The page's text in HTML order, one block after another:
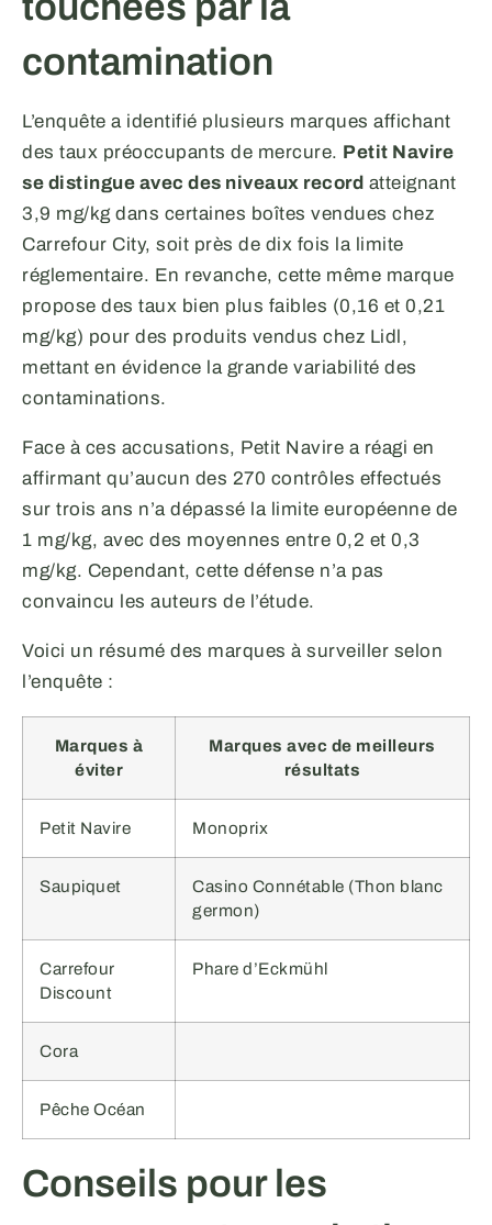
contamination
L’enquête a identifié plusieurs marques affichant
des taux préoccupants de mercure. Petit Navire
se distingue avec des niveaux record atteignant
3,9 mg/kg dans certaines boîtes vendues chez
Carrefour City, soit près de dix fois la limite
réglementaire. En revanche, cette même marque
propose des taux bien plus faibles (0,16 et 0,21
mg/kg) pour des produits vendus chez Lidl,
mettant en évidence la grande variabilité des
contaminations.
Face à ces accusations, Petit Navire a réagi en
affirmant qu’aucun des 270 contrôles effectués
sur trois ans n’a dépassé la limite européenne de
1 mg/kg, avec des moyennes entre 0,2 et 0,3
mg/kg. Cependant, cette défense n’a pas
convaincu les auteurs de l’étude.
Voici un résumé des marques à surveiller selon
l’enquête :
Marques à
éviter
Marques avec de meilleurs
résultats
Petit Navire Monoprix
Saupiquet
Casino Connétable (Thon blanc
germon)
Carrefour
Discount
Phare d’Eckmühl
Cora
Pêche Océan
Conseils pour les